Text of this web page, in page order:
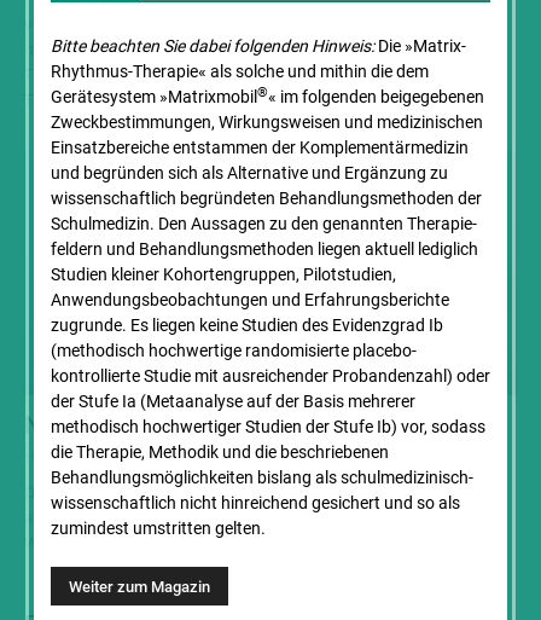
meiner Praxis: Seit einigen Jahren setze ich die Matrix-Rhythmus-
Therapie erfolgreich als Begleitung zu einigen zahnärztlichen
Therapien...
Nie mehr Angst vor dem Zahnarzt!
19. September 2016
Diesen Kommentar hat einer der Patienten von Dr. Jutta Schreiber
auf Jameda, einem medizinischen Bewertungsportal, hinterlassen.
Wirklich? Nie mehr? Frau Dr. Schreiber lacht. „Es gibt...
Bitte beachten Sie dabei folgenden Hinweis:Die »Matrix-
Rhythmus-Therapie« als solche und mithin die dem
Gerätesystem »Matrixmobil ®« im folgenden beigegebenen
Zweck­bestimmungen, Wirkungsweisen und medizinischen
Einsatz­bereiche entstammen der Komplementär­medizin
und begründen sich als Alternative und Ergänzung zu
wissenschaftlich begründeten Behandlungs­methoden der
Schulmedizin. Den Aussagen zu den genannten Therapie­
feldern und Behandlungs­methoden liegen aktuell lediglich
Studien kleiner Kohorten­gruppen, Pilotstudien,
Anwendungs­beobachtungen und Erfahrungs­berichte
zugrunde. Es liegen keine Studien des Evidenzgrad Ib
(methodisch hochwertige randomisierte placebo-
kontrollierte Studie mit ausreichender Probandenzahl) oder
der Stufe Ia (Metaanalyse auf der Basis mehrerer
methodisch hochwertiger Studien der Stufe Ib) vor, sodass
die Therapie, Methodik und die beschriebenen
Behandlungs­möglichkeiten bislang als schul­medizinisch-
wissenschaft­lich nicht hinreichend gesichert und so als
zumindest umstritten gelten.